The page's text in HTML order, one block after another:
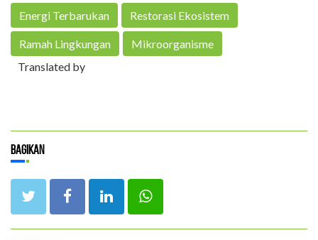
Energi Terbarukan Restorasi Ekosistem
Ramah Lingkungan
Mikroorganisme
Translated by
Bagikan